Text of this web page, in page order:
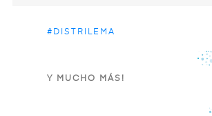
#DISTRILEMA
Y MUCHO MÁS!